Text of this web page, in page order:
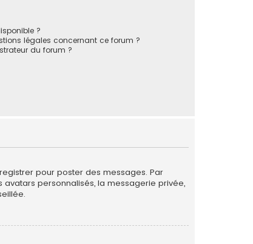
?
légales concernant ce forum ?
du forum ?
pour poster des messages. Par
personnalisés, la messagerie privée,